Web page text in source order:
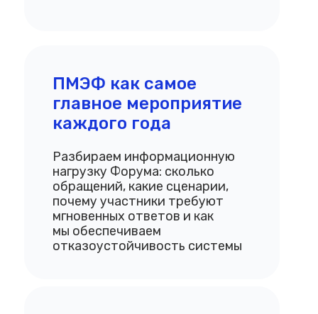
Разбираем информационную
нагрузку Форума: сколько
обращений, какие сценарии,
почему участники требуют
мгновенных ответов и как
мы обеспечиваем
отказоустойчивость системы
ПМЭФ как самое
главное мероприятие
каждого года